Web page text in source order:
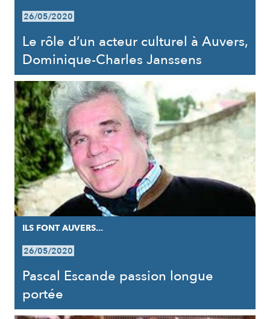
26/05/2020
Le rôle d’un acteur culturel à Auvers,
Dominique-Charles Janssens
ILS FONT AUVERS...
26/05/2020
Pascal Escande passion longue
portée